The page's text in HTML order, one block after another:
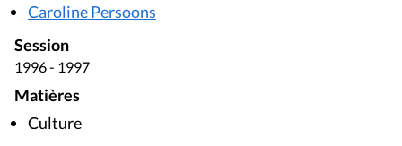
Caroline Persoons
Session
1996 - 1997
Matières
Culture